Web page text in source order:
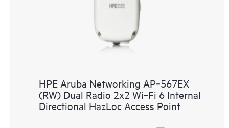
HPE Aruba Networking AP‑567EX
(RW) Dual Radio 2x2 Wi‑Fi 6 Internal
Directional HazLoc Access Point